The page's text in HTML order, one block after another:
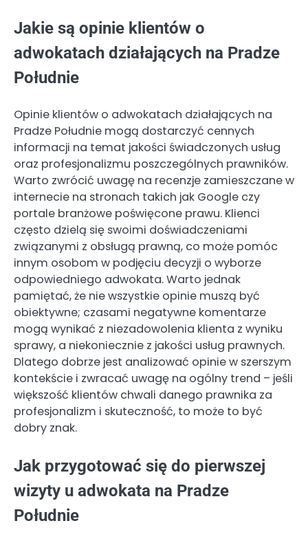
Jakie są opinie klientów o
adwokatach działających na Pradze
Południe
Opinie klientów o adwokatach działających na
Pradze Południe mogą dostarczyć cennych
informacji na temat jakości świadczonych usług
oraz profesjonalizmu poszczególnych prawników.
Warto zwrócić uwagę na recenzje zamieszczane w
internecie na stronach takich jak Google czy
portale branżowe poświęcone prawu. Klienci
często dzielą się swoimi doświadczeniami
związanymi z obsługą prawną, co może pomóc
innym osobom w podjęciu decyzji o wyborze
odpowiedniego adwokata. Warto jednak
pamiętać, że nie wszystkie opinie muszą być
obiektywne; czasami negatywne komentarze
mogą wynikać z niezadowolenia klienta z wyniku
sprawy, a niekoniecznie z jakości usług prawnych.
Dlatego dobrze jest analizować opinie w szerszym
kontekście i zwracać uwagę na ogólny trend – jeśli
większość klientów chwali danego prawnika za
profesjonalizm i skuteczność, to może to być
dobry znak.
Jak przygotować się do pierwszej
wizyty u adwokata na Pradze
Południe